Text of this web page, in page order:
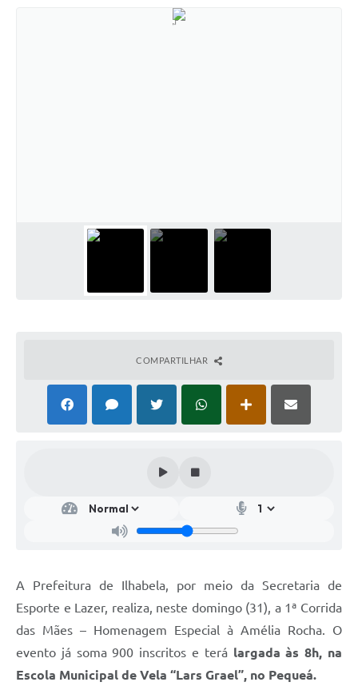
COMPARTILHAR
A Prefeitura de Ilhabela, por meio da Secretaria de
Esporte e Lazer, realiza, neste domingo (31), a 1ª Corrida
das Mães – Homenagem Especial à Amélia Rocha. O
evento já soma 900 inscritos e terá largada às 8h, na
Escola Municipal de Vela “Lars Grael”, no Pequeá.